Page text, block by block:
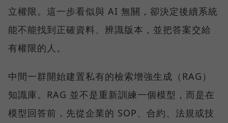
立權限。這一步看似與 AI 無關，卻決定後續系統
能不能找到正確資料、辨識版本，並把答案交給
有權限的人。
中間一群開始建置私有的檢索增強生成（RAG）
知識庫。RAG 並不是重新訓練一個模型，而是在
模型回答前，先從企業的 SOP、合約、法規或技